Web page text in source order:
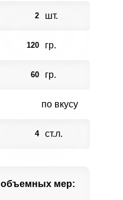
2 шт.
120 гр.
60 гр.
по вкусу
4 ст.л.
объемных мер: